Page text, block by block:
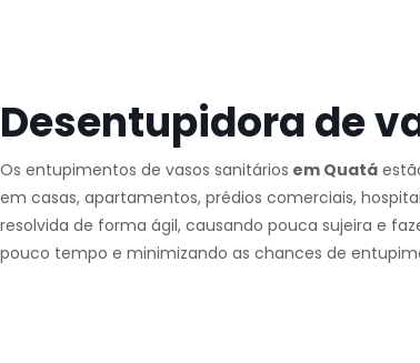
Desentupidora de
Os entupimentos de vasos sanitários em Quatá
em casas, apartamentos, prédios comerciais,
resolvida de forma ágil, causando pouca sujeira e
pouco tempo e minimizando as chances de